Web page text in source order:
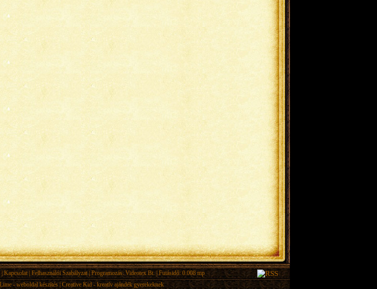
| Kapcsolat| Felhasználói Szabályzat| Programozás:Videotex Bt. | Futásidő: 0.008 mp
- weboldal készítés|Creative Kid - kreatív ajándék gyerekeknek